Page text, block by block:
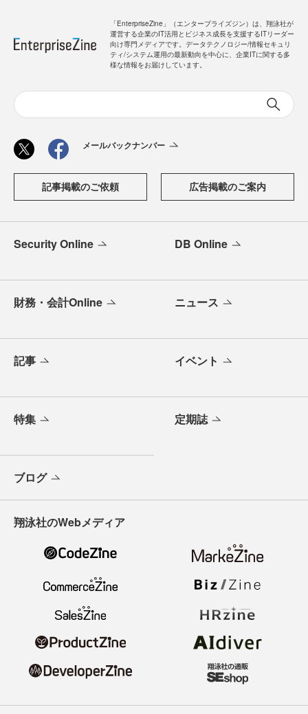
「EnterpriseZine」（エンタープライズジン）は、翔泳社が
運営する企業のIT活用とビジネス成長を支援するITリーダー
向け専門メディアです。データテクノロジー/情報セキュリ
ティ/システム運用の最新動向を中心に、企業ITに関する多
様な情報をお届けしています。
メールバックナンバー
記事掲載のご依頼 広告掲載のご案内
Security Online DB Online
財務・会計Online ニュース
記事 イベント
特集 定期誌
ブログ
翔泳社のWebメディア